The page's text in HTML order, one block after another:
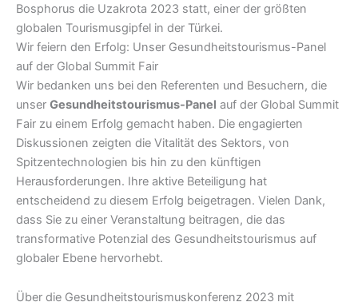
Bosphorus die Uzakrota 2023 statt, einer der größten
globalen Tourismusgipfel in der Türkei.
Wir feiern den Erfolg: Unser Gesundheitstourismus-Panel
auf der Global Summit Fair
Wir bedanken uns bei den Referenten und Besuchern, die
unser Gesundheitstourismus-Panel auf der Global Summit
Fair zu einem Erfolg gemacht haben. Die engagierten
Diskussionen zeigten die Vitalität des Sektors, von
Spitzentechnologien bis hin zu den künftigen
Herausforderungen. Ihre aktive Beteiligung hat
entscheidend zu diesem Erfolg beigetragen. Vielen Dank,
dass Sie zu einer Veranstaltung beitragen, die das
transformative Potenzial des Gesundheitstourismus auf
globaler Ebene hervorhebt.
Über die Gesundheitstourismuskonferenz 2023 mit